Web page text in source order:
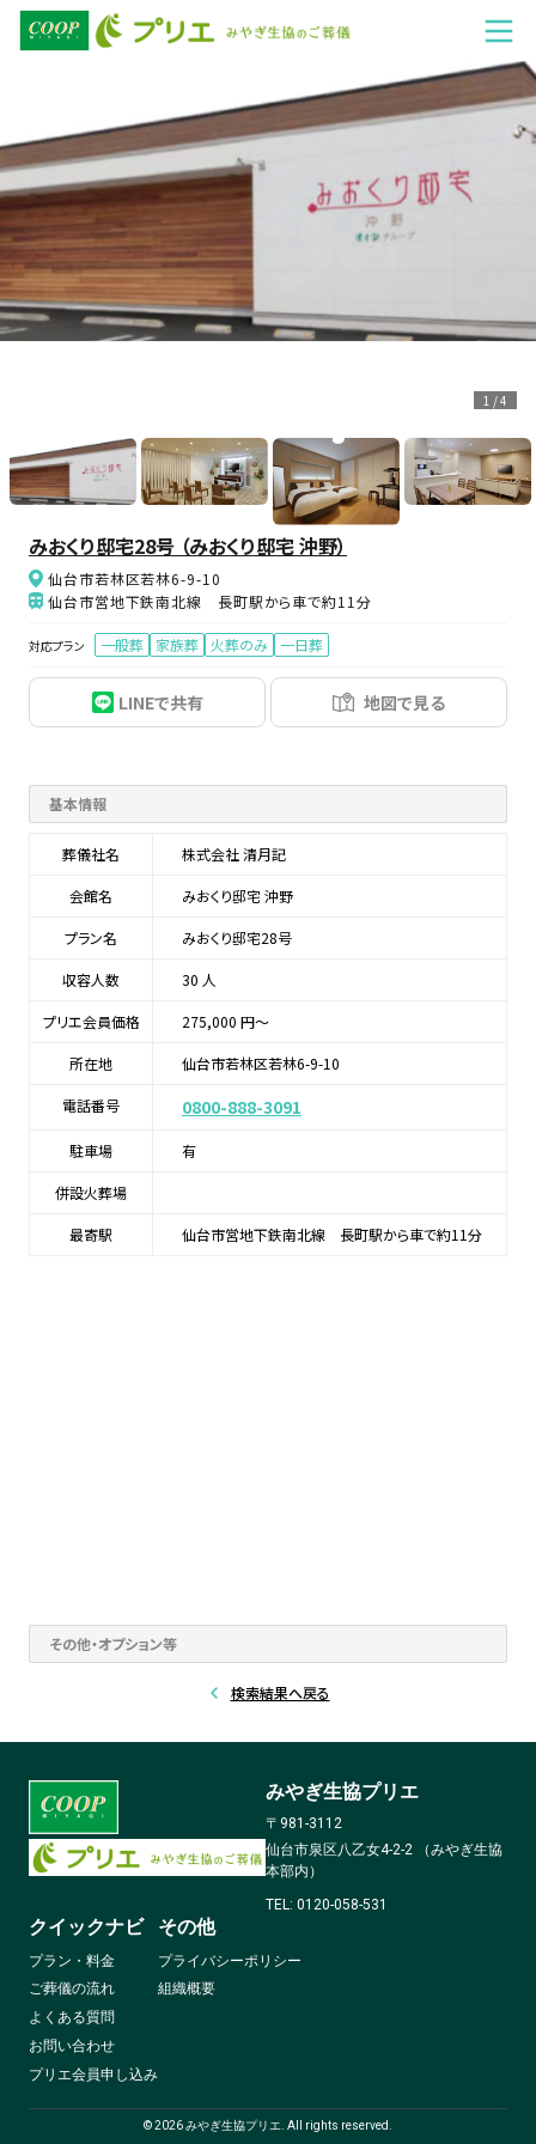
1 / 4
みおくり邸宅28号 （みおくり邸宅 沖野）
仙台市若林区若林6-9-10
仙台市営地下鉄南北線 長町駅から車で約11分
対応プラン 一般葬 家族葬 火葬のみ 一日葬
LINEで共有 地図で見る
基本情報
葬儀社名 株式会社 清月記
会館名 みおくり邸宅 沖野
プラン名 みおくり邸宅28号
収容人数 30 人
プリエ会員価格 275,000 円〜
所在地 仙台市若林区若林6-9-10
電話番号 0800-888-3091
駐車場 有
併設火葬場
最寄駅 仙台市営地下鉄南北線 長町駅から車で約11分
その他・オプション等
検索結果へ戻る
みやぎ生協プリエ
〒981-3112
仙台市泉区八乙女4-2-2 （みやぎ生協
本部内）
TEL: 0120-058-531
クイックナビ
プラン・料金
ご葬儀の流れ
よくある質問
お問い合わせ
プリエ会員申し込み
その他
プライバシーポリシー
組織概要
©2026みやぎ生協プリエ. All rights reserved.